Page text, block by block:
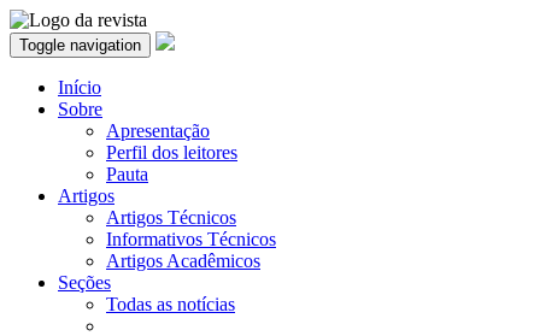
Toggle navigation
Início
Sobre
Apresentação
Perfil dos leitores
Pauta
Artigos
Artigos Técnicos
Informativos Técnicos
Artigos Acadêmicos
Seções
Todas as notícias